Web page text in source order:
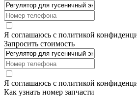
Я соглашаюсь с политикой
Запросить стоимость
Я соглашаюсь с политикой
Как узнать номер запчасти